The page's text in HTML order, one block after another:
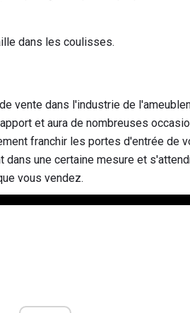
dans les coulisses.
vente dans l'industrie de
et aura de nombreuses
franchir les portes d'entrée de
une certaine mesure et
vous vendez.